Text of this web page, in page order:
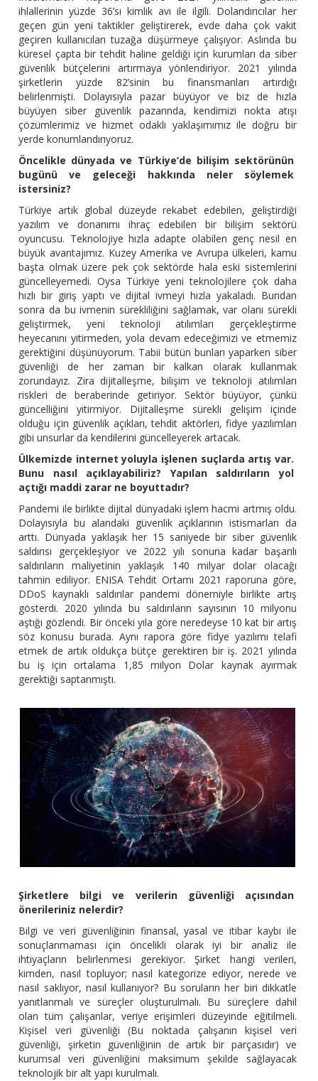
ihlallerinin yüzde 36’sı kimlik avı ile ilgili. Dolandırıcılar her
geçen gün yeni taktikler geliştirerek, evde daha çok vakit
geçiren kullanıcıları tuzağa düşürmeye çalışıyor. Aslında bu
küresel çapta bir tehdit haline geldiği için kurumları da siber
güvenlik bütçelerini artırmaya yönlendiriyor. 2021 yılında
şirketlerin yüzde 82’sinin bu finansmanları artırdığı
belirlenmişti. Dolayısıyla pazar büyüyor ve biz de hızla
büyüyen siber güvenlik pazarında, kendimizi nokta atışı
çözümlerimiz ve hizmet odaklı yaklaşımımız ile doğru bir
yerde konumlandırıyoruz.
Öncelikle dünyada ve Türkiye’de bilişim sektörünün
bugünü ve geleceği hakkında neler söylemek
istersiniz?
Türkiye artık global düzeyde rekabet edebilen, geliştirdiği
yazılım ve donanımı ihraç edebilen bir bilişim sektörü
oyuncusu. Teknolojiye hızla adapte olabilen genç nesil en
büyük avantajımız. Kuzey Amerika ve Avrupa ülkeleri, kamu
başta olmak üzere pek çok sektörde hala eski sistemlerini
güncelleyemedi. Oysa Türkiye yeni teknolojilere çok daha
hızlı bir giriş yaptı ve dijital ivmeyi hızla yakaladı. Bundan
sonra da bu ivmenin sürekliliğini sağlamak, var olanı sürekli
geliştirmek, yeni teknoloji atılımları gerçekleştirme
heyecanını yitirmeden, yola devam edeceğimizi ve etmemiz
gerektiğini düşünüyorum. Tabii bütün bunları yaparken siber
güvenliği de her zaman bir kalkan olarak kullanmak
zorundayız. Zira dijitalleşme, bilişim ve teknoloji atılımları
riskleri de beraberinde getiriyor. Sektör büyüyor, çünkü
güncelliğini yitirmiyor. Dijitalleşme sürekli gelişim içinde
olduğu için güvenlik açıkları, tehdit aktörleri, fidye yazılımları
gibi unsurlar da kendilerini güncelleyerek artacak.
Ülkemizde internet yoluyla işlenen suçlarda artış var.
Bunu nasıl açıklayabiliriz? Yapılan saldırıların yol
açtığı maddi zarar ne boyuttadır?
Pandemi ile birlikte dijital dünyadaki işlem hacmi artmış oldu.
Dolayısıyla bu alandaki güvenlik açıklarının istismarları da
arttı. Dünyada yaklaşık her 15 saniyede bir siber güvenlik
saldırısı gerçekleşiyor ve 2022 yılı sonuna kadar başarılı
saldırıların maliyetinin yaklaşık 140 milyar dolar olacağı
tahmin ediliyor. ENISA Tehdit Ortamı 2021 raporuna göre,
DDoS kaynaklı saldırılar pandemi dönemiyle birlikte artış
gösterdi. 2020 yılında bu saldırıların sayısının 10 milyonu
aştığı gözlendi. Bir önceki yıla göre neredeyse 10 kat bir artış
söz konusu burada. Aynı rapora göre fidye yazılımı telafi
etmek de artık oldukça bütçe gerektiren bir iş. 2021 yılında
bu iş için ortalama 1,85 milyon Dolar kaynak ayırmak
gerektiği saptanmıştı.
Şirketlere bilgi ve verilerin güvenliği açısından
önerileriniz nelerdir?
Bilgi ve veri güvenliğinin finansal, yasal ve itibar kaybı ile
sonuçlanmaması için öncelikli olarak iyi bir analiz ile
ihtiyaçların belirlenmesi gerekiyor. Şirket hangi verileri,
kimden, nasıl topluyor; nasıl kategorize ediyor, nerede ve
nasıl saklıyor, nasıl kullanıyor? Bu soruların her biri dikkatle
yanıtlanmalı ve süreçler oluşturulmalı. Bu süreçlere dahil
olan tüm çalışanlar, veriye erişimleri düzeyinde eğitilmeli.
Kişisel veri güvenliği (Bu noktada çalışanın kişisel veri
güvenliği, şirketin güvenliğinin de artık bir parçasıdır) ve
kurumsal veri güvenliğini maksimum şekilde sağlayacak
teknolojik bir alt yapı kurulmalı.